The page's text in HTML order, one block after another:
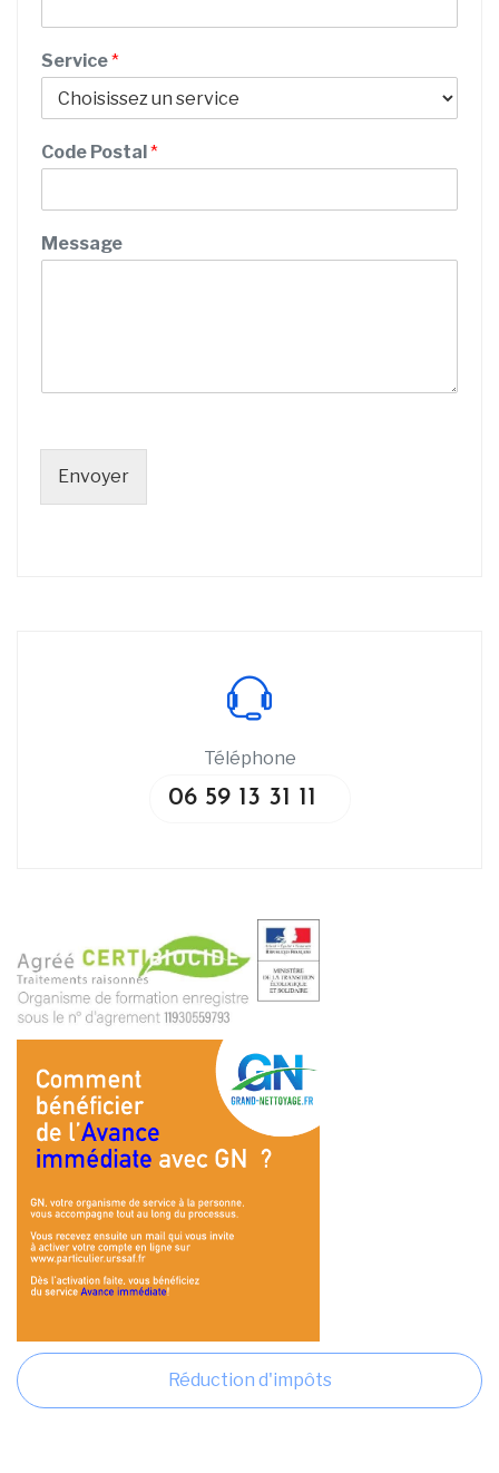
r
n
Service*
Code Postal*
Message
Envoyer
Téléphone
06 59 13 31 11
Réduction d'impôts